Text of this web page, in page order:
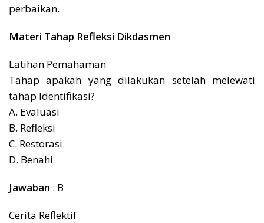
perbaikan.
Materi Tahap Refleksi Dikdasmen
Latihan Pemahaman
Tahap apakah yang dilakukan setelah melewati
tahap Identifikasi?
A. Evaluasi
B. Refleksi
C. Restorasi
D. Benahi
Jawaban : B
Cerita Reflektif